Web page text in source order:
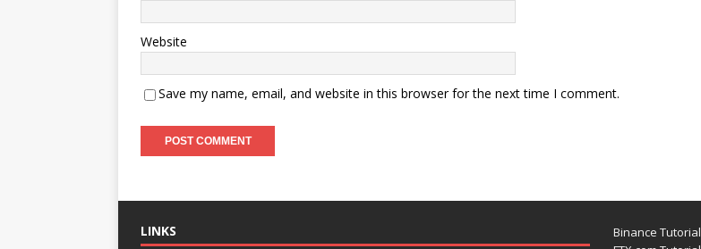
Website
Save my name, email, and website in this browser for the next time I comment.
LINKS
Binance Tutorial